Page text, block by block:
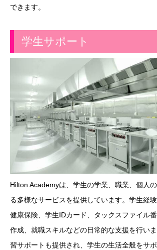
できます。
学生サポート
Hilton Academyは、学生の学業、職業、個人
る多様なサービスを提供しています。学生経験
健康保険、学生IDカード、タックスファイル
作成、就職スキルなどの日常的な支援を行い
習サポートも提供され、学生の生活全般をサ